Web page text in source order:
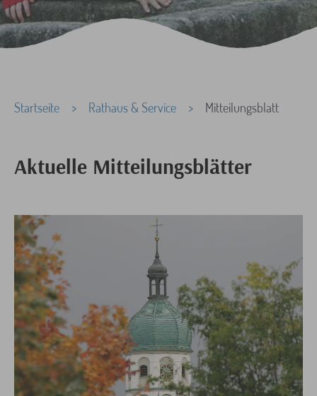
Startseite Rathaus & Service Mitteilungsblatt
Aktuelle Mitteilungsblätter